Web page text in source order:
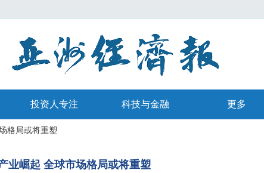
投资人专注 科技与金融 更多
格局或将重塑
业崛起 全球市场格局或将重塑